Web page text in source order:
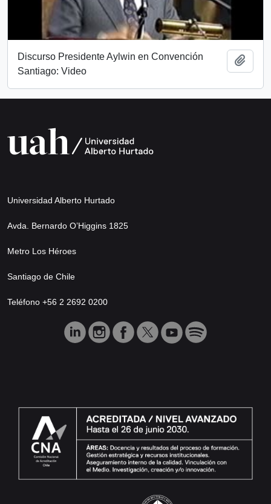
Discurso Presidente Aylwin en Convención
Santiago: Video
Universidad Alberto Hurtado
Avda. Bernardo O’Higgins 1825
Metro Los Héroes
Santiago de Chile
Teléfono +56 2 2692 0200